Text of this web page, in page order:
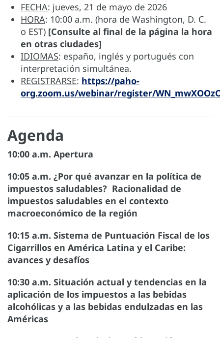
FECHA: jueves, 21 de mayo de 2026
HORA: 10:00 a.m. (hora de Washington, D. C.
o EST) [Consulte al final de la página la hora
en otras ciudades]
IDIOMAS: españo, inglés y portugués con
interpretación simultánea.
REGISTRARSE: https://paho-
org.zoom.us/webinar/register/
Agenda
10:00 a.m. Apertura
10:05 a.m. ¿Por qué avanzar en la política de
impuestos saludables? Racionalidad de
impuestos saludables en el contexto
macroeconómico de la región
10:15 a.m. Sistema de Puntuación Fiscal de los
Cigarrillos en América Latina y el Caribe:
avances y desafíos
10:30 a.m. Situación actual y tendencias en la
aplicación de los impuestos a las bebidas
alcohólicas y a las bebidas endulzadas en las
Américas